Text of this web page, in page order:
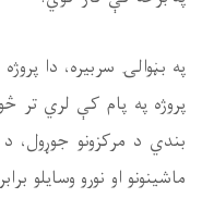
په برخه کې کار کوي.
د پروسس او بسته
لپاره د بسته بندي د
جوړول او د کچالو،